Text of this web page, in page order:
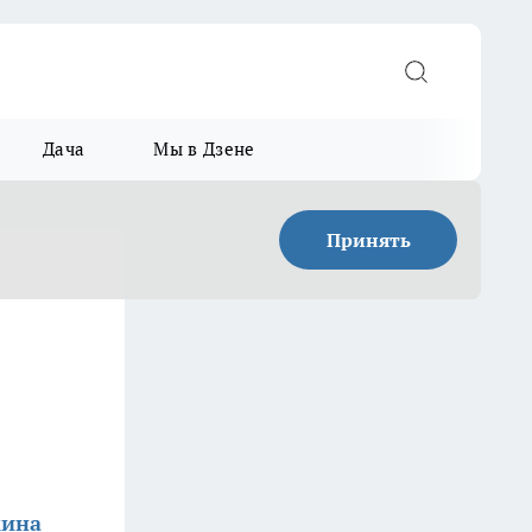
Дача Мы в Дзене
Принять